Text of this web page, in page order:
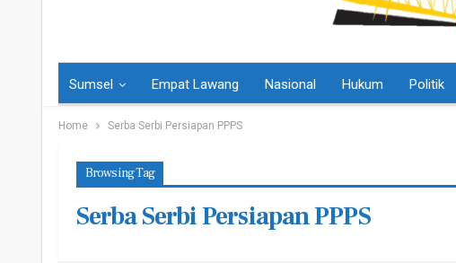
Sumsel Empat Lawang Nasional Hukum Politik
Home Serba Serbi Persiapan PPPS
Browsing Tag
Serba Serbi Persiapan PPPS